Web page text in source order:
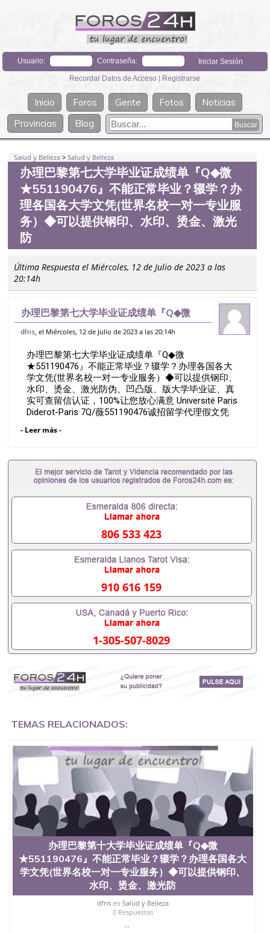
Usuario: Contraseña:
Recordar Datos de Acceso | Registrarse
Inicio Foros Gente Fotos
Noticias
Provincias
Blog
Salud y Belleza >Salud y Belleza
办理巴黎第七大学毕业证成绩单『Q◆微
★551190476』不能正常毕业？辍学？办
理各国各大学文凭(世界名校一对一专业服
务）◆可以提供钢印、水印、烫金、激光
防
Última Respuesta el Miércoles, 12 de Julio de 2023 a las
20:14h
办理巴黎第七大学毕业证成绩单『Q◆微
★551190476』不能正常毕业？辍学？办
务）◆可以提供钢印、水印、烫金、激光防
dfns , el Miércoles, 12 de Julio de 2023 a las 20:14h
办理巴黎第七大学毕业证成绩单『Q◆微
★551190476』不能正常毕业？辍学？办理各国各大
学文凭(世界名校一对一专业服务）◆可以提供钢印、
水印、烫金、激光防伪、凹凸版、版大学毕业证、真
实可查留信认证，100%让您放心满意 Université Paris
Diderot-Paris 7Q/薇551190476诚招留学代理假文凭
理留学归国证明办理留信网认证办理留服认证办理学
美国文凭办理澳洲文凭办理英国文凭办理加拿大文凭
办理德国文凭 一、快速办理材料： 1、毕业证+成绩
单+留学回国人员证明+教育部认证,录取通知书，雅
友一份完美交代）； 2、雅思、托福，OFFER，在读
证明，学生卡等留学相关材料（申请学校、转学，甚
可以安排办理，毕业证成绩单，学校，专业，学位，
毕业时间都可以根据客户要求安排。 国内找工作假的
毕业证可以用吗551190476假的毕业证成绩单可以办
学历认证吗551190476要定居国外需要办理什么材料
551190476入职事业单位/国企假的毕业证会查吗
551190476入职国企/事业单位需要些什么材料
551190476办理假毕业证在国内能用吗, 挂科拿不到毕
业证怎么办, 毕业证丢了怎么办, 没有正常毕业怎么办
理毕业证,没毕业可以办学历认证吗,您是否因为中途
辍学、挂科而没有正常毕业551190476您是否因为递
交材料不齐而被拒之门外551190476您是否因没正常
了,成绩不理想毕不了业怎么办551190476找工作没有
文凭怎么办,怎么办理本科/研究生文凭551190476如
毕业证怎么办理551190476国外大学文凭可以打工作
以制作美国毕业证551190476哪里可以办理澳洲毕业
证551190476留学生在哪里可以买假毕业证
551190476哪里可以办理加拿大毕业证551190476申
请学校办理假的毕业证成绩单可以吗551190476哪里
可以办理水印成绩单551190476哪里可以修改成绩单
GPA分数551190476假毕业证能查出来吗551190476
假文凭网上能查到吗551190476 如何拿到国外毕业证
QQ微信551190476办假大学毕业证QQ微信551190476
国外毕业证去哪认证QQ微信551190476找毕业证封皮
QQ微信551190476国外毕业证外壳定制QQ微信
551190476快速代办国外毕业证QQ微信551190476快
速拿到国外文凭QQ微信551190476国外留学文凭认证
QQ微信551190476国外文凭回国认证QQ微信
551190476泰国文凭办理QQ微信551190476法国留学
回国证明QQ微信551190476 国外烫金照片QQ微信
551190476外国文凭在中国有用吗QQ微信551190476
德国留学回国证明QQ微信551190476爱尔兰留学回国
- Leer más -
806 533 423
910 616 159
1-305-507-8029
TEMAS RELACIONADOS:
办理巴黎第十大学毕业证成绩单『Q◆微
★551190476』不能正常毕业？辍学？办理各国各大
学文凭(世界名校一对一专业服务）◆可以提供钢印、
水印、烫金、激光防
dfnsen Salud y Belleza
0 Respuestas
...